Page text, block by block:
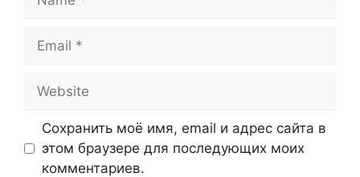
Сохранить моё имя, email и адрес сайта в
этом браузере для последующих моих
комментариев.